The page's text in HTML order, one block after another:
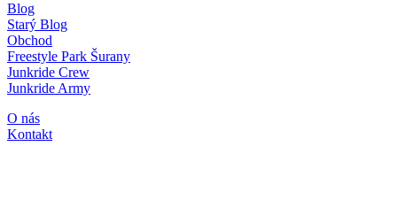
Blog
Starý Blog
Obchod
Freestyle Park Šurany
Junkride Crew
Junkride Army
O nás
Kontakt